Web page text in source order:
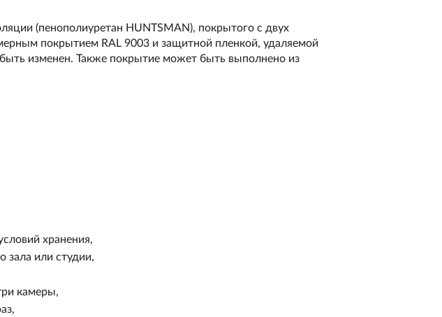
(пенополиуретан HUNTSMAN), покрытого с двух
покрытием RAL 9003 и защитной пленкой, удаляемой
изменен. Также покрытие может быть выполнено из
хранения,
зала или студии,
камеры,